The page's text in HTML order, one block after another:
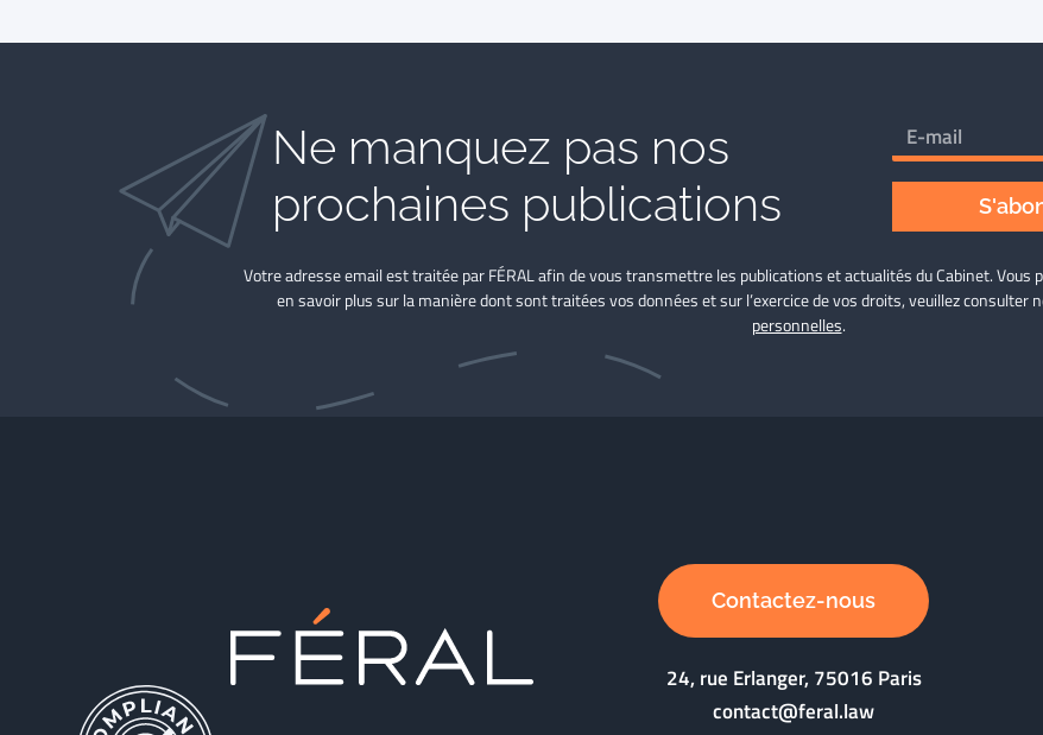
Ne manquez pas nos
prochaines publications
Votre adresse email est traitée par FÉRAL afin de vous transmettre les publications et actualités du Cabinet. Vous
en savoir plus sur la manière dont sont traitées vos données et sur l’exercice de vos droits, veuillez consulter
personnelles.
Contactez-nous
24, rue Erlanger, 75016 Paris
contact@feral.law